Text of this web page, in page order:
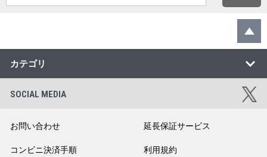
カテゴリ
SOCIAL MEDIA
お問い合わせ 延長保証サービス
コンビニ決済手順 利用規約